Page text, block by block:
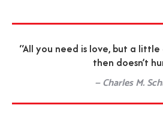
“All you need is love, but a
then doesn’t
— Charles M.